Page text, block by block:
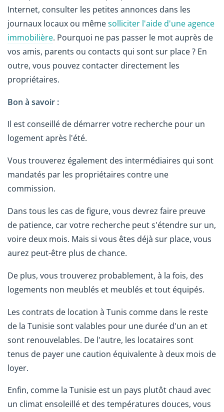
Internet, consulter les petites annonces dans les
journaux locaux ou mêmesolliciter l'aide d'une agence
immobilière. Pourquoi ne pas passer le mot auprès de
vos amis, parents ou contacts qui sont sur place ? En
outre, vous pouvez contacter directement les
propriétaires.
Bon à savoir :
Il est conseillé de démarrer votre recherche pour un
logement après l'été.
Vous trouverez également des intermédiaires qui sont
mandatés par les propriétaires contre une
commission.
Dans tous les cas de figure, vous devrez faire preuve
de patience, car votre recherche peut s'étendre sur un,
voire deux mois. Mais si vous êtes déjà sur place, vous
aurez peut-être plus de chance.
De plus, vous trouverez probablement, à la fois, des
logements non meublés et meublés et tout équipés.
Les contrats de location à Tunis comme dans le reste
de la Tunisie sont valables pour une durée d'un an et
sont renouvelables. De l'autre, les locataires sont
tenus de payer une caution équivalente à deux mois de
loyer.
Enfin, comme la Tunisie est un pays plutôt chaud avec
un climat ensoleillé et des températures douces, vous